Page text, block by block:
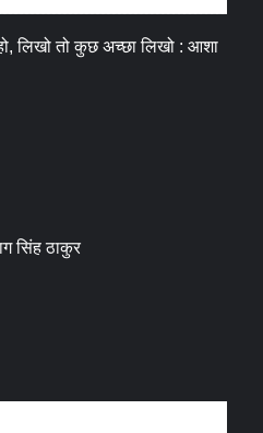
लिखो तो कुछ अच्छा लिखो : आशा
सिंह ठाकुर